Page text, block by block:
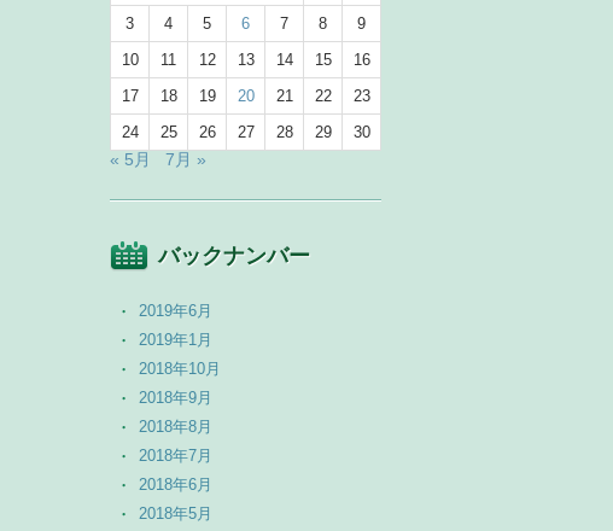
3
4 5 6 7 8
9
10
11 12 13 14 15
16
17
18 19 20 21 22
23
24
25 26 27 28 29 30
« 5月 7月 »
バックナンバー
2019年6月
2019年1月
2018年10月
2018年9月
2018年8月
2018年7月
2018年6月
2018年5月